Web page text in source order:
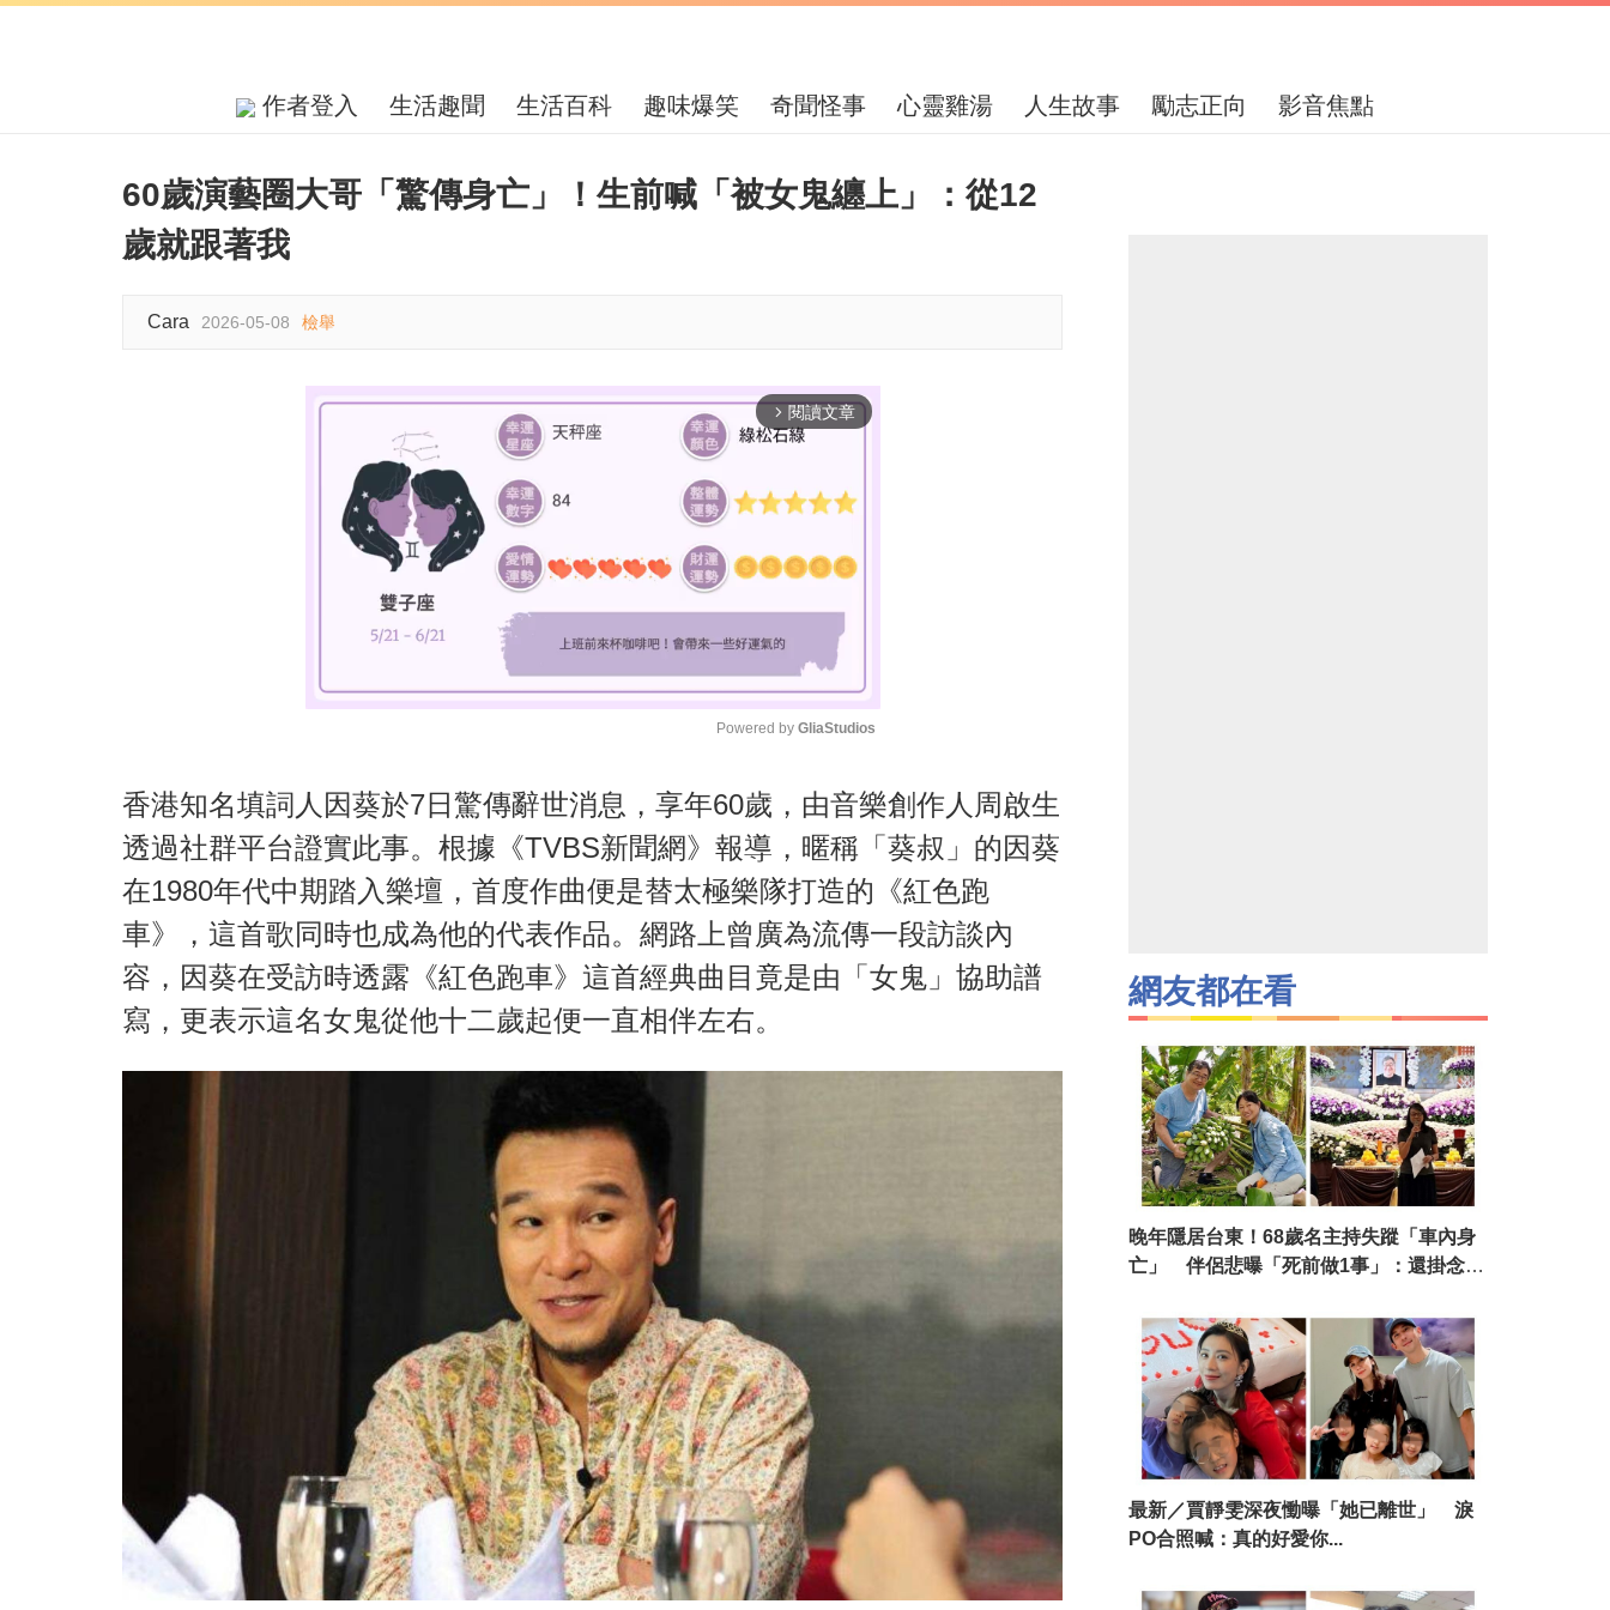
作者登入 生活趣聞 生活百科 趣味爆笑 奇聞怪事 心靈雞湯 人生故事 勵志正向 影音焦點
60歲演藝圈大哥「驚傳身亡」！生前喊「被女鬼纏上」：從12
歲就跟著我
Cara 2026-05-08 檢舉
arrow_forward_ios 閱讀文章
e
Powered by GliaStudios
香港知名填詞人因葵於7日驚傳辭世消息，享年60歲，由音樂創作人周啟生
透過社群平台證實此事。根據《TVBS新聞網》報導，暱稱「葵叔」的因葵
在1980年代中期踏入樂壇，首度作曲便是替太極樂隊打造的《紅色跑
車》，這首歌同時也成為他的代表作品。網路上曾廣為流傳一段訪談內
容，因葵在受訪時透露《紅色跑車》這首經典曲目竟是由「女鬼」協助譜
寫，更表示這名女鬼從他十二歲起便一直相伴左右。
網友都在看
晚年隱居台東！68歲名主持失蹤「車內身
亡」 伴侶悲曝「死前做1事」：還掛念著
最新／賈靜雯深夜慟曝「她已離世」 淚
PO合照喊：真的好愛你...